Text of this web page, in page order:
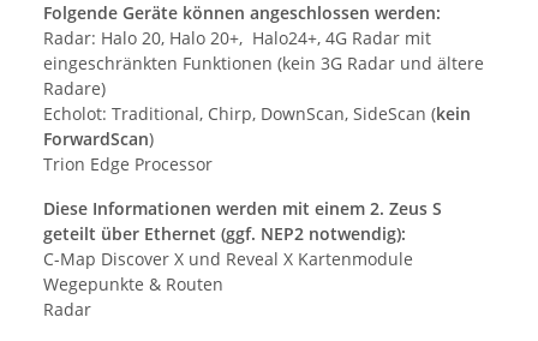
Folgende Geräte können angeschlossen werden:
Radar: Halo 20, Halo 20+, Halo24+, 4G Radar mit
eingeschränkten Funktionen (kein 3G Radar und ältere
Radare)
Echolot: Traditional, Chirp, DownScan, SideScan (kein
ForwardScan)
Trion Edge Processor
Diese Informationen werden mit einem 2. Zeus S
geteilt über Ethernet (ggf. NEP2 notwendig):
C-Map Discover X und Reveal X Kartenmodule
Wegepunkte & Routen
Radar